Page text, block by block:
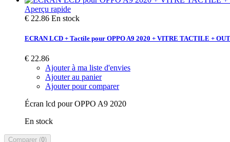
Aperçu rapide
€ 22.86 En stock
ECRAN LCD + Tactile pour OPPO A9 2020 + VITRE TACTILE +
€ 22.86
Ajouter à ma liste d'envies
Ajouter au panier
Ajouter pour comparer
Écran lcd pour OPPO A9 2020
En stock
Comparer (0)